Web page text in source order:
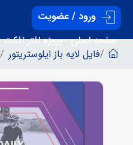
ورود / عضویت
صفحه اصلی پروژه افتر افکت
فایل لایه باز ایلوستریتور